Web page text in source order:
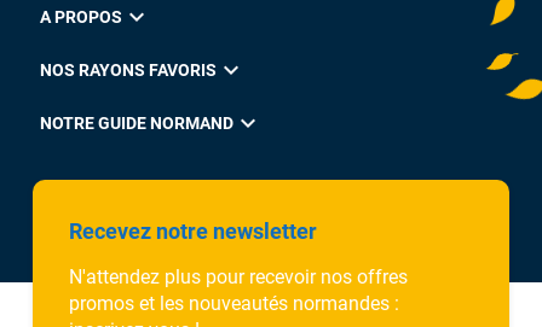
A PROPOS expand_more
NOS RAYONS FAVORIS expand_more
NOTRE GUIDE NORMAND expand_more
Recevez notre newsletter
N'attendez plus pour recevoir nos offres
promos et les nouveautés normandes :